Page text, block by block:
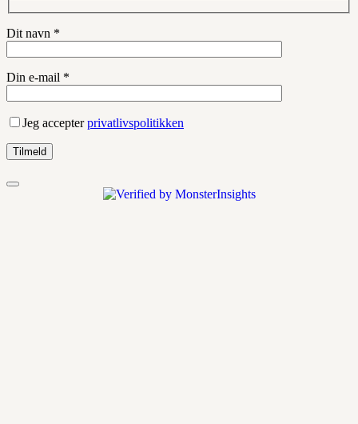
Dit navn *
Din e-mail *
Jeg accepterprivatlivspolitikken